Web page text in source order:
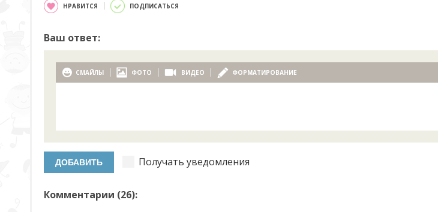
НРАВИТСЯ ПОДПИСАТЬСЯ
Ваш ответ:
СМАЙЛЫ ФОТО ВИДЕО ФОРМАТИРОВАНИЕ
Получать уведомления
Комментарии (26):